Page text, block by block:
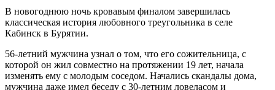
В новогоднюю ночь кровавым финалом завершилась
классическая история любовного треугольника в селе
Кабинск в Бурятии.
56-летний мужчина узнал о том, что его сожительница, с
которой он жил совместно на протяжении 19 лет, начала
изменять ему с молодым соседом. Начались скандалы дома,
мужчина даже имел беседу с 30-летним ловеласом и